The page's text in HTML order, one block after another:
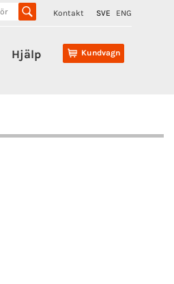
Kontakt SVE ENG
Kundvagn
Hjälp